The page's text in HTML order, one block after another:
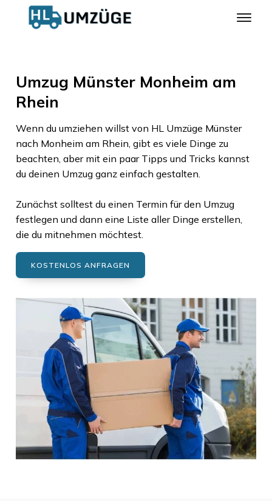
Umzug Münster Monheim am
Rhein
Wenn du umziehen willst von HL Umzüge Münster
nach Monheim am Rhein, gibt es viele Dinge zu
beachten, aber mit ein paar Tipps und Tricks kannst
du deinen Umzug ganz einfach gestalten.
Zunächst solltest du einen Termin für den Umzug
festlegen und dann eine Liste aller Dinge erstellen,
die du mitnehmen möchtest.
KOSTENLOS ANFRAGEN